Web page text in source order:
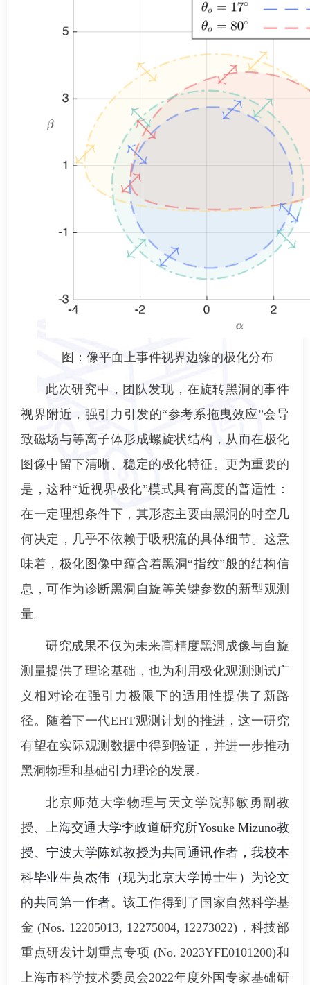
图：像平面上事件视界边缘的极化分布
此次研究中，团队发现，在旋转黑洞的事件
视界附近，强引力引发的“参考系拖曳效应”会导
致磁场与等离子体形成螺旋状结构，从而在极化
图像中留下清晰、稳定的极化特征。更为重要的
是，这种“近视界极化”模式具有高度的普适性：
在一定理想条件下，其形态主要由黑洞的时空几
何决定，几乎不依赖于吸积流的具体细节。这意
味着，极化图像中蕴含着黑洞“指纹”般的结构信
息，可作为诊断黑洞自旋等关键参数的新型观测
量。
研究成果不仅为未来高精度黑洞成像与自旋
测量提供了理论基础，也为利用极化观测测试广
义相对论在强引力极限下的适用性提供了新路
径。随着下一代EHT观测计划的推进，这一研究
有望在实际观测数据中得到验证，并进一步推动
黑洞物理和基础引力理论的发展。
北京师范大学物理与天文学院郭敏勇副教
授、上海交通大学李政道研究所Yosuke Mizuno教
授、宁波大学陈斌教授为共同通讯作者，我校本
科毕业生黄杰伟（现为北京大学博士生）为论文
的共同第一作者。 该工作得到了国家自然科学基
金 (Nos. 12205013, 12275004, 12273022)，科技部
重点研发计划重点专项 (No. 2023YFE0101200)和
上海市科学技术委员会2022年度外国专家基础研